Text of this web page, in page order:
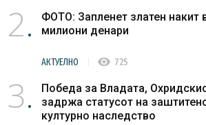
2
ФОТО: Запленет златен накит
милиони денари
АКТУЕЛНО visibility 725
3
Победа за Владата,
задржа статусот на
културно наследство